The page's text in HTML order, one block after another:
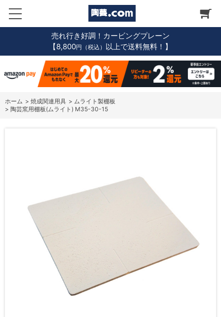
売れ行き好調！カービングプレーン
【8,800円（税込） 以上で送料無料！】
ホーム > 焼成関連用具 > ムライト製棚板
> 陶芸窯用棚板(ムライト) M35-30-15